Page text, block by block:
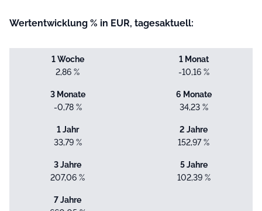
Wertentwicklung % in EUR, tagesaktuell:
1 Woche
2,86 %
1 Monat
-10,16 %
3 Monate
-0,78 %
6 Monate
34,23 %
1 Jahr
33,79 %
2 Jahre
152,97 %
3 Jahre
207,06 %
5 Jahre
102,39 %
7 Jahre